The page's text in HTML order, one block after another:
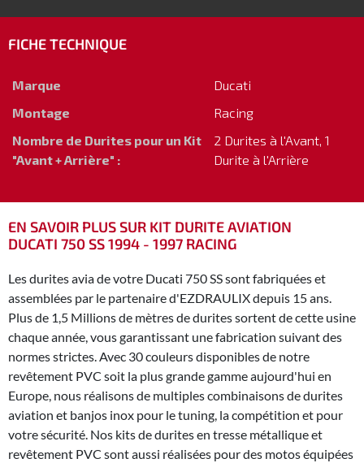
FICHE TECHNIQUE
Marque
Ducati
Montage
Racing
Nombre de Durites pour un Kit
"Avant + Arrière" :
2 Durites à l'Avant, 1
Durite à l'Arrière
EN SAVOIR PLUS SUR KIT DURITE AVIATION
DUCATI 750 SS 1994 - 1997 RACING
Les durites avia de votre Ducati 750 SS sont fabriquées et
assemblées par le partenaire d'EZDRAULIX depuis 15 ans.
Plus de 1,5 Millions de mètres de durites sortent de cette usine
chaque année, vous garantissant une fabrication suivant des
normes strictes. Avec 30 couleurs disponibles de notre
revêtement PVC soit la plus grande gamme aujourd'hui en
Europe, nous réalisons de multiples combinaisons de durites
aviation et banjos inox pour le tuning, la compétition et pour
votre sécurité. Nos kits de durites en tresse métallique et
revêtement PVC sont aussi réalisées pour des motos équipées